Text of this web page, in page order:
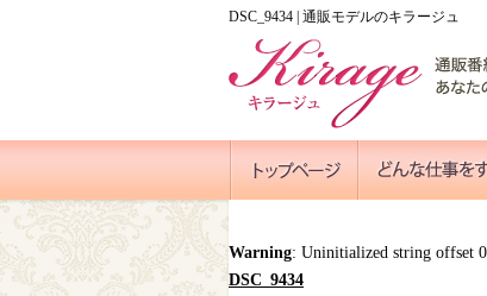
DSC_9434 | 通販モデルのキラージュ
Warning: Uninitialized string offset
DSC_9434